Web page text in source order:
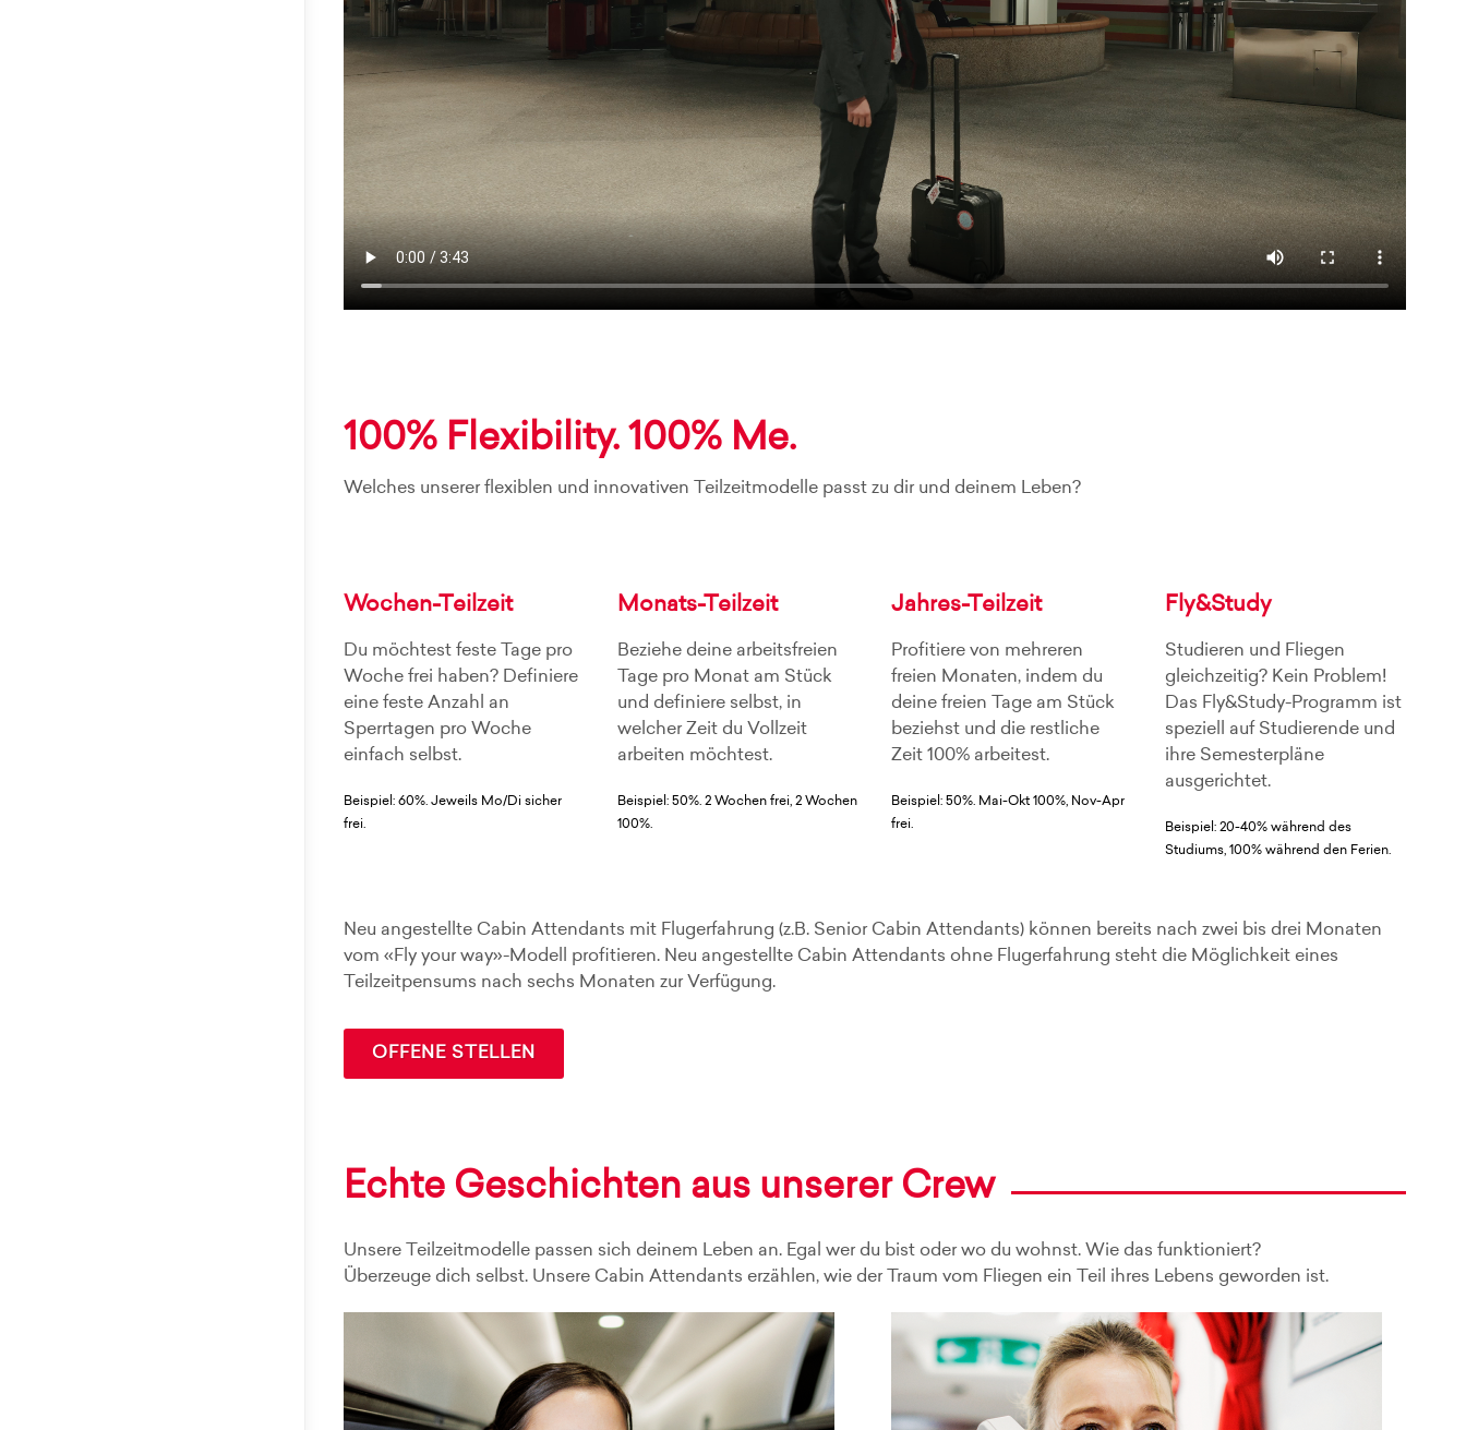
100% Flexibility. 100% Me.
Welches unserer flexiblen und innovativen Teilzeitmodelle passt zu dir und deinem Leben?
Wochen-Teilzeit
Du möchtest feste Tage pro
Woche frei haben? Definiere
eine feste Anzahl an
Sperrtagen pro Woche
einfach selbst.
Beispiel: 60%. Jeweils Mo/Di sicher
frei.
Monats-Teilzeit
Beziehe deine arbeitsfreien
Tage pro Monat am Stück
und definiere selbst, in
welcher Zeit du Vollzeit
arbeiten möchtest.
Beispiel: 50%. 2 Wochen frei, 2 Wochen
100%.
Jahres-Teilzeit
Profitiere von mehreren
freien Monaten, indem du
deine freien Tage am Stück
beziehst und die restliche
Zeit 100% arbeitest.
Beispiel: 50%. Mai-Okt 100%, Nov-Apr
frei.
Fly&Study
Studieren und Fliegen
gleichzeitig? Kein Problem!
Das Fly&Study-Programm ist
speziell auf Studierende und
ihre Semesterpläne
ausgerichtet.
Beispiel: 20-40% während des
Studiums, 100% während den Ferien.
Neu angestellte Cabin Attendants mit Flugerfahrung (z.B. Senior Cabin Attendants) können bereits nach zwei bis drei Monaten
vom «Fly your way»-Modell profitieren. Neu angestellte Cabin Attendants ohne Flugerfahrung steht die Möglichkeit eines
Teilzeitpensums nach sechs Monaten zur Verfügung.
OFFENE STELLEN
Echte Geschichten aus unserer Crew
Unsere Teilzeitmodelle passen sich deinem Leben an. Egal wer du bist oder wo du wohnst. Wie das funktioniert?
Überzeuge dich selbst. Unsere Cabin Attendants erzählen, wie der Traum vom Fliegen ein Teil ihres Lebens geworden ist.